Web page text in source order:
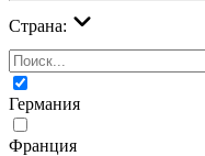
Страна:
Германия
Франция